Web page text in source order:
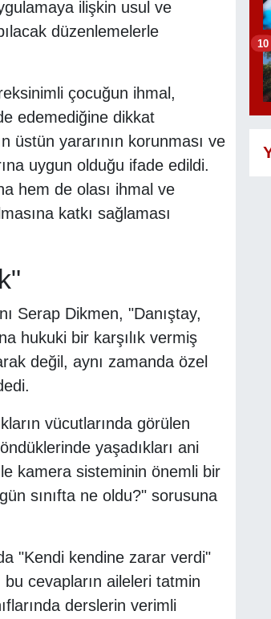
ilişkin usul ve
düzenlemelerle
çocuğun ihmal,
edemediğine dikkat
üstün yararının korunması ve
uygun olduğu ifade edildi.
hem de olası ihmal ve
katkı sağlaması
Serap Dikmen, "Danıştay,
hukuki bir karşılık vermiş
değil, aynı zamanda özel
vücutlarında görülen
yaşadıkları ani
kamera sisteminin önemli bir
sınıfta ne oldu?" sorusuna
"Kendi kendine zarar verdi"
bu cevapların aileleri tatmin
derslerin verimli
10